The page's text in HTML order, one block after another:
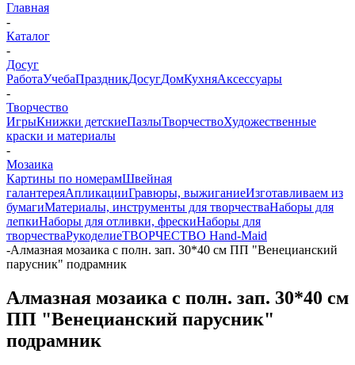
Главная
-
Каталог
-
Досуг
РаботаУчебаПраздникДосугДомКухняАксессуары
-
Творчество
ИгрыКнижки детскиеПазлыТворчествоХудожественные
краски и материалы
-
Мозаика
Картины по номерамШвейная
галантереяАпликацииГравюры, выжиганиеИзготавливаем из
бумагиМатериалы, инструменты для творчестваНаборы для
лепкиНаборы для отливки, фрескиНаборы для
творчестваРукоделиеТВОРЧЕСТВО Hand-Maid
-Алмазная мозаика с полн. зап. 30*40 см ПП "Венецианский
парусник" подрамник
Алмазная мозаика с полн. зап. 30*40 см
ПП "Венецианский парусник"
подрамник